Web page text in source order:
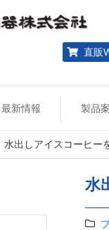
直販
最新情報 製品
水出しアイスコーヒー
水